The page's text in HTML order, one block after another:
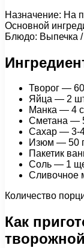
Назначение: На
Основной
Блюдо: Выпечка /
Творог —
Яйца — 2
Манка — 4
Сметана —
Сахар — 3-4
Изюм — 50
Пакетик
Соль — 1
Сливочное
Количество
Как